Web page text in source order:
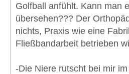
Golfball anfühlt. Kann man
übersehen??? Der
nichts, Praxis wie eine
Fließbandarbeit betrieben
-Die Niere rutscht bei mir